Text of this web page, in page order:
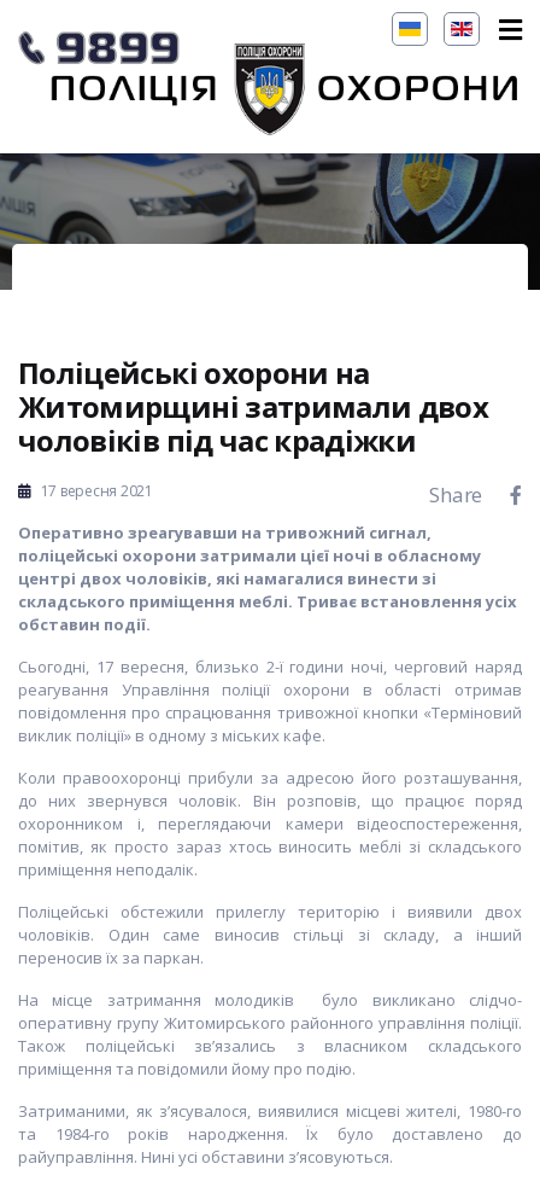
Поліцейські охорони на
Житомирщині затримали двох
чоловіків під час крадіжки
17 вересня 2021 Share
Оперативно зреагувавши на тривожний сигнал,
поліцейські охорони затримали цієї ночі в обласному
центрі двох чоловіків, які намагалися винести зі
складського приміщення меблі. Триває встановлення усіх
обставин події.
Сьогодні, 17 вересня, близько 2-ї години ночі, черговий наряд
реагування Управління поліції охорони в області отримав
повідомлення про спрацювання тривожної кнопки «Терміновий
виклик поліції» в одному з міських кафе.
Коли правоохоронці прибули за адресою його розташування,
до них звернувся чоловік. Він розповів, що працює поряд
охоронником і, переглядаючи камери відеоспостереження,
помітив, як просто зараз хтось виносить меблі зі складського
приміщення неподалік.
Поліцейські обстежили прилеглу територію і виявили двох
чоловіків. Один саме виносив стільці зі складу, а інший
переносив їх за паркан.
На місце затримання молодиків було викликано слідчо-
оперативну групу Житомирського районного управління поліції.
Також поліцейські зв’язались з власником складського
приміщення та повідомили йому про подію.
Затриманими, як з’ясувалося, виявилися місцеві жителі, 1980-го
та 1984-го років народження. Їх було доставлено до
райуправління. Нині усі обставини з’ясовуються.